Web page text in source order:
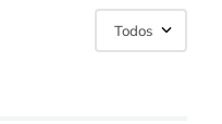
Todos